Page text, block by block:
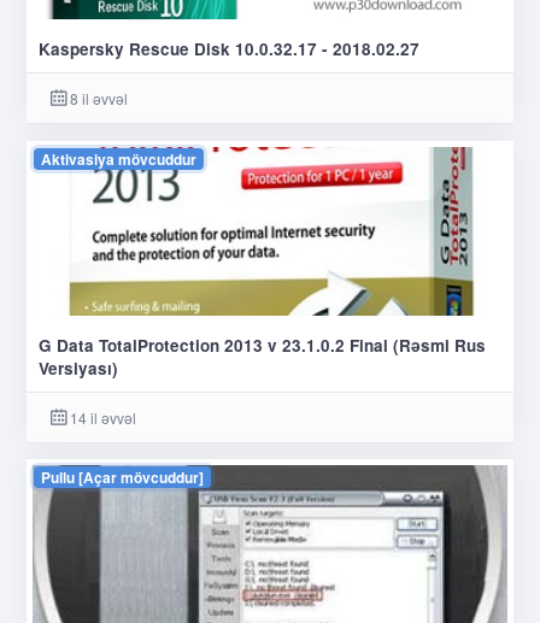
Kaspersky Rescue Disk 10.0.32.17 - 2018.02.27
8 il əvvəl
Aktivasiya mövcuddur
G Data TotalProtection 2013 v 23.1.0.2 Final (Rəsmi Rus
Versiyası)
14 il əvvəl
Pullu [Açar mövcuddur]